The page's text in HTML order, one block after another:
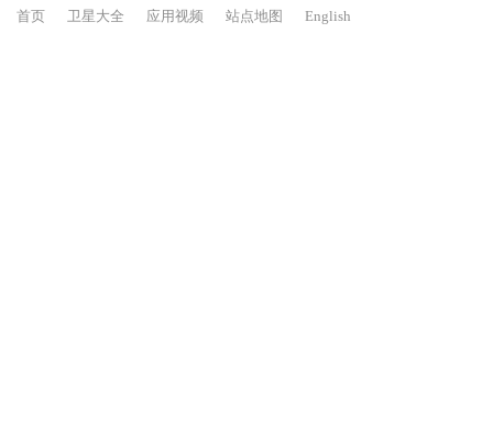
首页 卫星大全 应用视频 站点地图 English